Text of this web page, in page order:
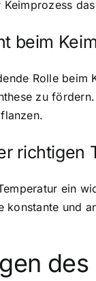
beim
Rolle beim
zu
richtigen
ein
konstante und